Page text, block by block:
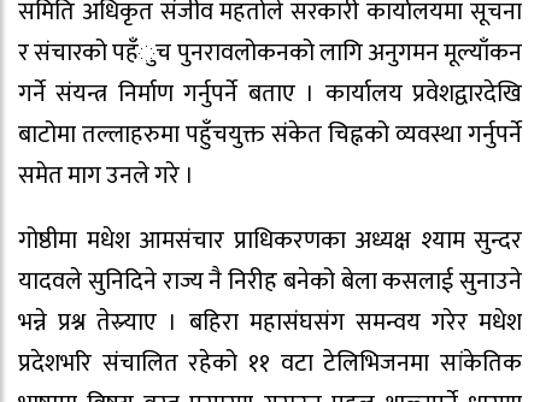
समिति अधिकृत संजीव महतोले सरकारी कार्यालयमा सूचना
र संचारको पहँुच पुनरावलोकनको लागि अनुगमन मूल्याँकन
गर्ने संयन्त्र निर्माण गर्नुपर्ने बताए । कार्यालय प्रवेशद्वारदेखि
बाटोमा तल्लाहरुमा पहुँचयुक्त संकेत चिह्नको व्यवस्था गर्नुपर्ने
समेत माग उनले गरे ।
गोष्ठीमा मधेश आमसंचार प्राधिकरणका अध्यक्ष श्याम सुन्दर
यादवले सुनिदिने राज्य नै निरीह बनेको बेला कसलाई सुनाउने
भन्ने प्रश्न तेस्र्याए । बहिरा महासंघसंग समन्वय गरेर मधेश
प्रदेशभरि संचालित रहेको ११ वटा टेलिभिजनमा सांकेतिक